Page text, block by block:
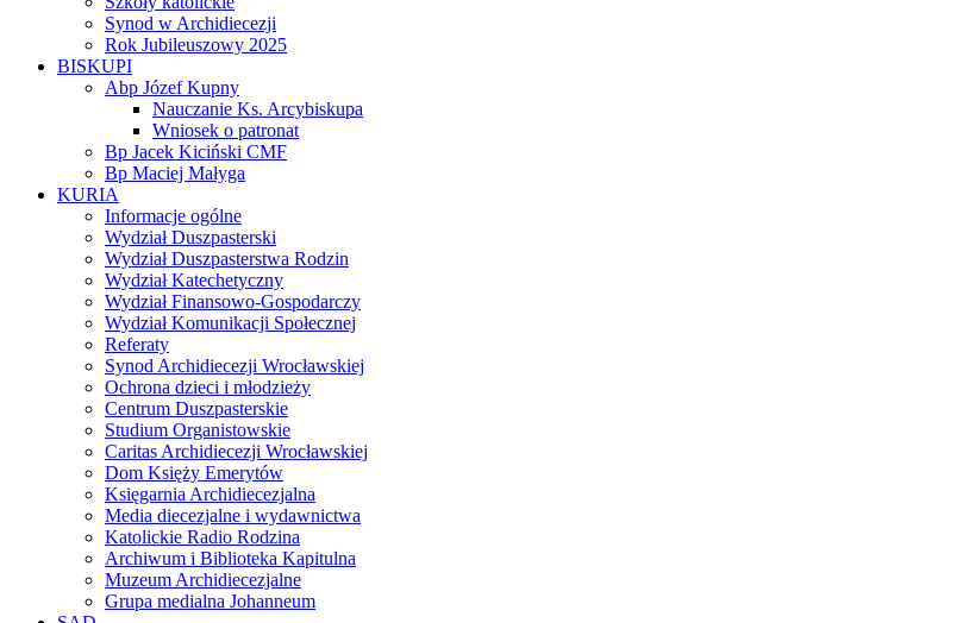
Synod w Archidiecezji
Rok Jubileuszowy 2025
BISKUPI
Abp Józef Kupny
Nauczanie Ks. Arcybiskupa
Wniosek o patronat
Bp Jacek Kiciński CMF
Bp Maciej Małyga
KURIA
Informacje ogólne
Wydział Duszpasterski
Wydział Duszpasterstwa Rodzin
Wydział Katechetyczny
Wydział Finansowo-Gospodarczy
Wydział Komunikacji Społecznej
Referaty
Synod Archidiecezji Wrocławskiej
Ochrona dzieci i młodzieży
Centrum Duszpasterskie
Studium Organistowskie
Caritas Archidiecezji Wrocławskiej
Dom Księży Emerytów
Księgarnia Archidiecezjalna
Media diecezjalne i wydawnictwa
Katolickie Radio Rodzina
Archiwum i Biblioteka Kapitulna
Muzeum Archidiecezjalne
Grupa medialna Johanneum